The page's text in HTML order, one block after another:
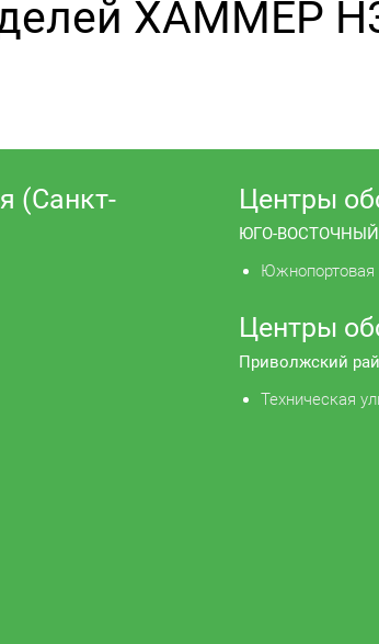
ХАММЕР
(Санкт-
Центры
ЮГО-
Южнопортовая
Центры
Приволжский
Техническая